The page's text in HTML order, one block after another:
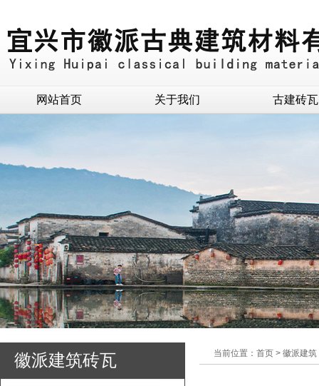
网站首页 关于我们 古建砖瓦
徽派建筑砖瓦 当前位置：首页 > 徽派建筑